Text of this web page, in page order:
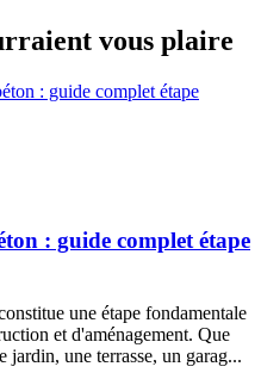
vous plaire
: guide complet étape
une étape fondamentale
et d'aménagement. Que
une terrasse, un garag...